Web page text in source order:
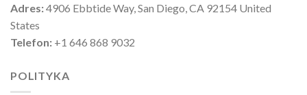
Adres:4906 Ebbtide Way, San Diego, CA 92154 United
States
Telefon: +1 646 868 9032
POLITYKA